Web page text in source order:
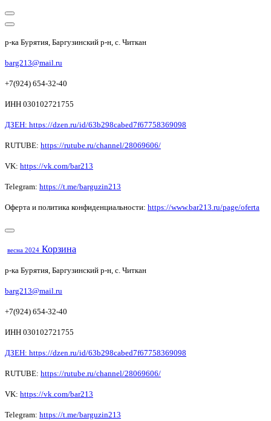
р-ка Бурятия, Баргузинский р-н, с. Читкан
barg213@mail.ru
+7(924) 654-32-40
ИНН 030102721755
ДЗЕН: https://dzen.ru/id/63b298cabed7f67758369098
RUTUBE: https://rutube.ru/channel/28069606/
VK: https://vk.com/bar213
Telegram: https://t.me/barguzin213
Оферта и политика конфиденциальности: https://www.bar213.ru/page/oferta
весна 2024 Корзина
р-ка Бурятия, Баргузинский р-н, с. Читкан
barg213@mail.ru
+7(924) 654-32-40
ИНН 030102721755
ДЗЕН: https://dzen.ru/id/63b298cabed7f67758369098
RUTUBE: https://rutube.ru/channel/28069606/
VK: https://vk.com/bar213
Telegram: https://t.me/barguzin213